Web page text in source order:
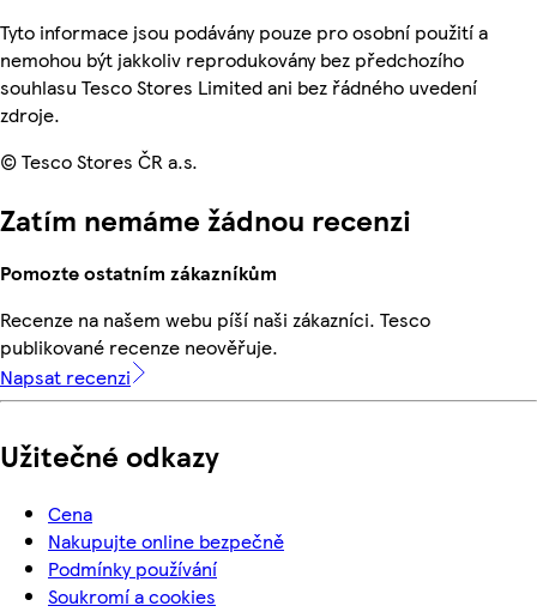
Tyto informace jsou podávány pouze pro osobní použití a
nemohou být jakkoliv reprodukovány bez předchozího
souhlasu Tesco Stores Limited ani bez řádného uvedení
zdroje.
© Tesco Stores ČR a.s.
Zatím nemáme žádnou recenzi
Pomozte ostatním zákazníkům
Recenze na našem webu píší naši zákazníci. Tesco
publikované recenze neověřuje.
Napsat recenzi
Užitečné odkazy
Cena
Nakupujte online bezpečně
Podmínky používání
Soukromí a cookies